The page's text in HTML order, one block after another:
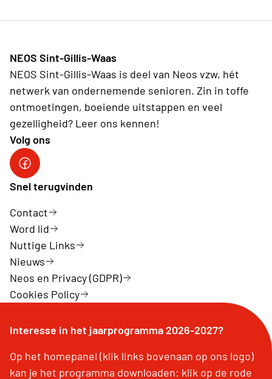
NEOS Sint-Gillis-Waas
NEOS Sint-Gillis-Waas is deel van Neos vzw, hét
netwerk van ondernemende senioren. Zin in toffe
ontmoetingen, boeiende uitstappen en veel
gezelligheid? Leer ons kennen!
Volg ons
Facebook van Neos Sint-Gillis-Waas
Snel terugvinden
Contact
Word lid
Nuttige Links
Nieuws
Neos en Privacy (GDPR)
Cookies Policy
Interesse in het jaarprogramma 2026-2027?
Op het homepanel (klik links bovenaan op ons logo)
kan je het programma downloaden: klik op de rode